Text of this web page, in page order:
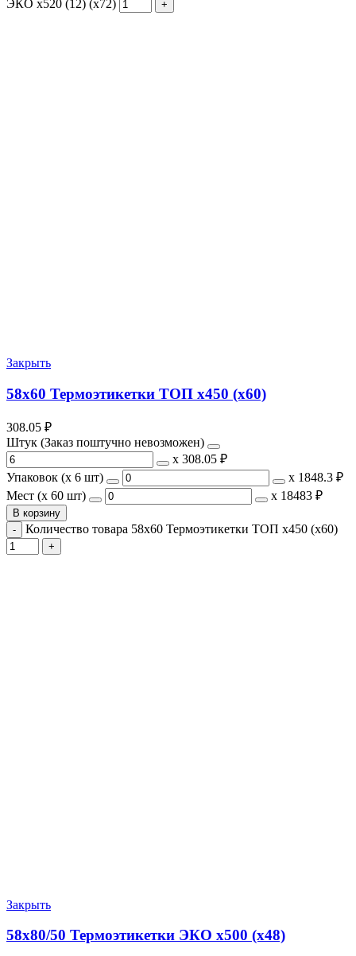
ЭКО х520 (12) (х72)
Закрыть
58х60 Термоэтикетки ТОП х450 (х60)
308.05 ₽
Штук (Заказ поштучно невозможен)
х 308.05 ₽
Упаковок (x 6 шт)
х 1848.3 ₽
Мест (x 60 шт)
х 18483 ₽
В корзину
Количество товара 58х60 Термоэтикетки ТОП х450 (х60)
Закрыть
58х80/50 Термоэтикетки ЭКО х500 (х48)